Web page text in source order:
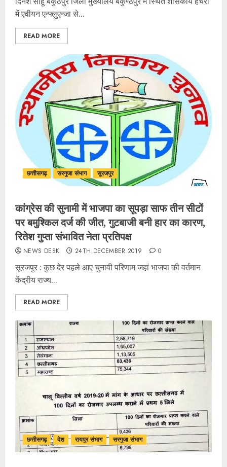
में एवीयन एन्फ्लुएन्जा से...
READ MORE
छत्तीसगढ़ सरगुजा संभाग सूरजपुर
कांग्रेस की सुनामी में भाजपा का सूपड़ा साफ तीन सीटों
पर बमुश्किल दर्ज की जीत, गुटबाजी बनी हार का कारण,
रितेश गुप्ता संभावित नेता प्रतिपक्ष
NEWS DESK 24TH DECEMBER 2019 0
सूरजपुर : कुछ देर पहले आए चुनावी परिणाम जहां भाजपा की वर्तमान
केंद्रीय राज्य...
READ MORE
छत्तीसगढ़ देश रायपुर संभाग सरगुजा संभाग